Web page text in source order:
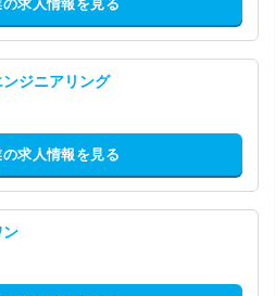
の求人情報を見る
ジニアリング
の求人情報を見る
ン